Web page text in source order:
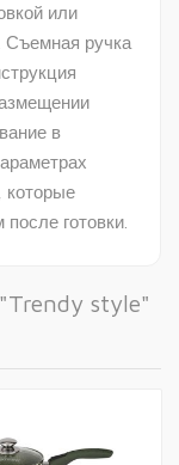
или
Съемная ручка
в
которые
готовки.
style"